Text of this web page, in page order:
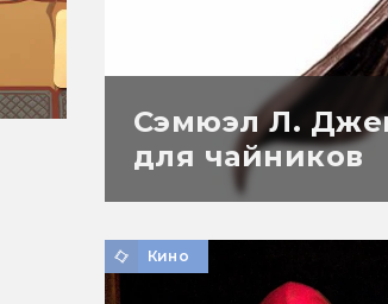
Сэмюэл Л.
для чайников
Кино